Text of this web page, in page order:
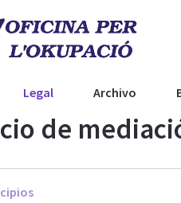
Legal Archivo
de